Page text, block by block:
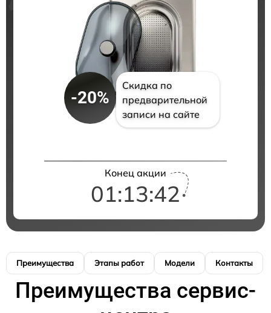
-20%
Скидка по
предварительной
записи на сайте
Конец акции
01:13:41
Преимущества Этапы работ Модели Контакты
Преимущества сервис-